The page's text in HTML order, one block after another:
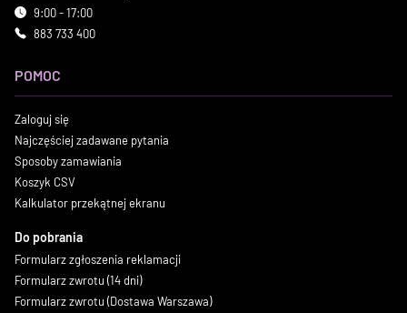
9:00 - 17:00
883 733 400
POMOC
Zaloguj się
Najczęściej zadawane pytania
Sposoby zamawiania
Koszyk CSV
Kalkulator przekątnej ekranu
Do pobrania
Formularz zgłoszenia reklamacji
Formularz zwrotu (14 dni)
Formularz zwrotu (Dostawa Warszawa)